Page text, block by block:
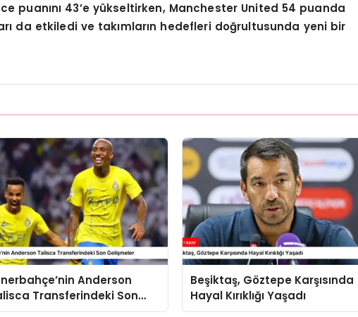
puanını 43’e yükseltirken, Manchester United 54 puanda
da etkiledi ve takımların hedefleri doğrultusunda yeni bir
Anderson
Transferindeki Son
Beşiktaş, Göztepe Karşısında
Hayal Kırıklığı Yaşadı